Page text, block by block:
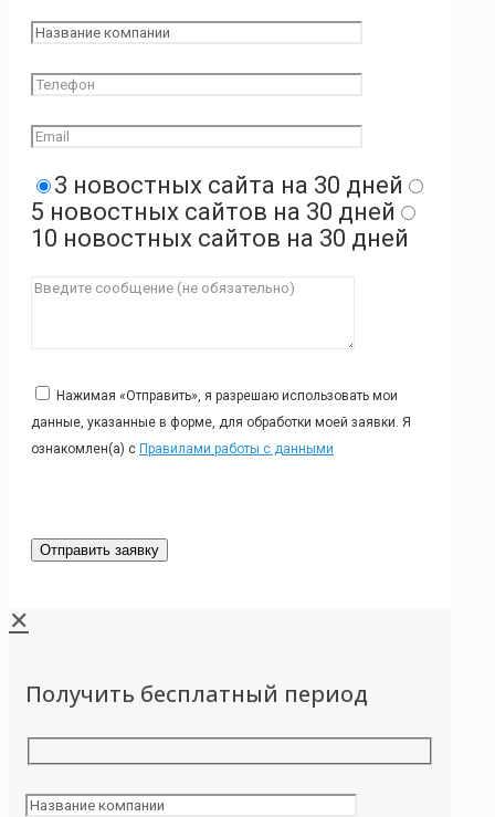
3 новостных сайта на 30 дней
5 новостных сайтов на 30 дней
10 новостных сайтов на 30 дней
Нажимая «Отправить», я разрешаю использовать мои
данные, указанные в форме, для обработки моей заявки. Я
ознакомлен(а) с Правилами работы с данными
✕
Получить бесплатный период